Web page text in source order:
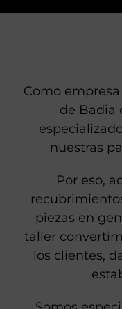
Como
de Badia
nuestras
Por eso,
piezas en
taller
los clientes,